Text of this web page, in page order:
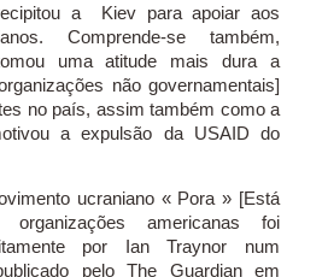
a Kiev para apoiar aos
Comprende-se também,
uma atitude mais dura a
não governamentais]
no país, assim também como a
a expulsão da USAID do
ucraniano « Pora » [Está
americanas foi
por Ian Traynor num
pelo The Guardian em